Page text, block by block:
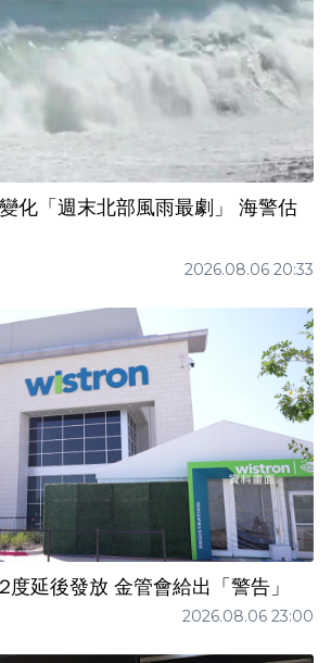
化「週末北部風雨最劇」 海警估
2026.08.06 20:33
延後發放 金管會給出「警告」
2026.08.06 23:00